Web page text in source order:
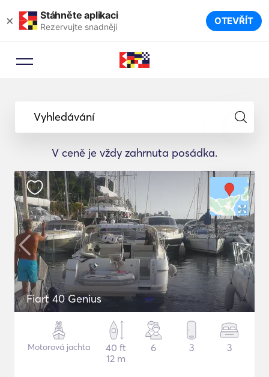
× Stáhněte aplikaci
Rezervujte snadněji OTEVŘÍT
Vyhledávání
V ceně je vždy zahrnuta posádka.
Fiart 40 Genius
Motorová jachta
40 ft
12 m
6 3 3